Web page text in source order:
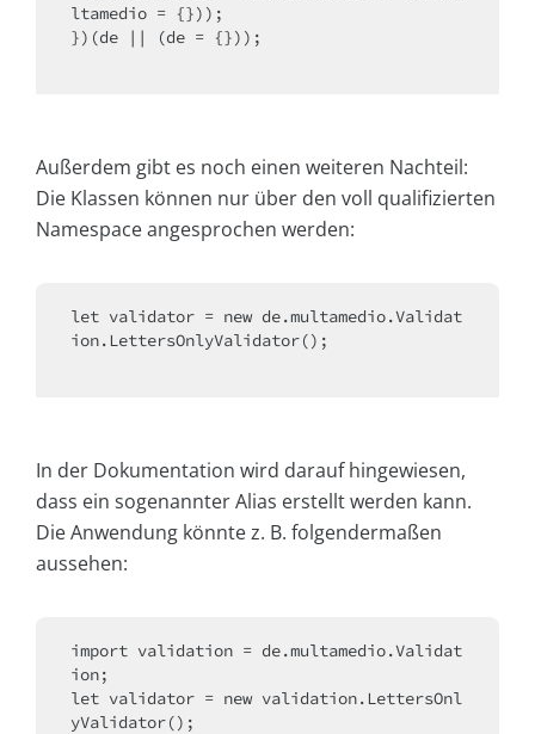
ltamedio = {}));
})(de || (de = {}));
Außerdem gibt es noch einen weiteren Nachteil:
Die Klassen können nur über den voll qualifizierten
Namespace angesprochen werden:
let validator = new de.multamedio.Validat
ion.LettersOnlyValidator();
In der Dokumentation wird darauf hingewiesen,
dass ein sogenannter Alias erstellt werden kann.
Die Anwendung könnte z. B. folgendermaßen
aussehen:
import validation = de.multamedio.Validat
ion;
let validator = new validation.LettersOnl
yValidator();